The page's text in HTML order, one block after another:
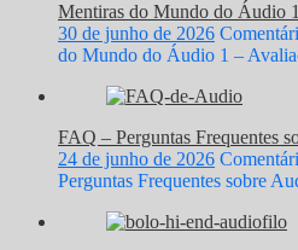
Mentiras do Mundo do Áudio
30 de junho de 2026
do Mundo do Áudio 1 –
FAQ – Perguntas Frequentes
24 de junho de 2026
Perguntas Frequentes sobre